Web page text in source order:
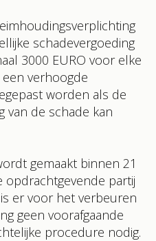
schadevergoeding
3000 EURO voor elke
verhoogde
worden als de
van de schade kan
gemaakt binnen 21
opdrachtgevende partij
er voor het verbeuren
geen voorafgaande
procedure nodig.